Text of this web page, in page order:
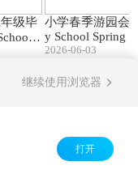
级毕 小学春季游园会
y School Spring
2026-06-03
继续使用浏览器
打开